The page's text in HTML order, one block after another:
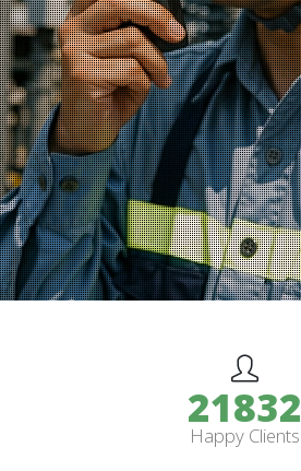
25999
Happy Clients